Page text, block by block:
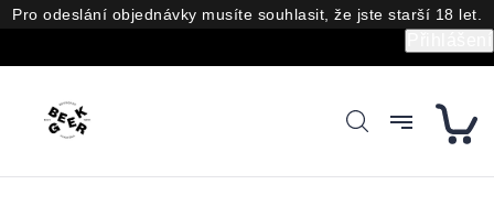
Přejít
na
Pro odeslání objednávky musíte souhlasit, že jste starší 18 let.